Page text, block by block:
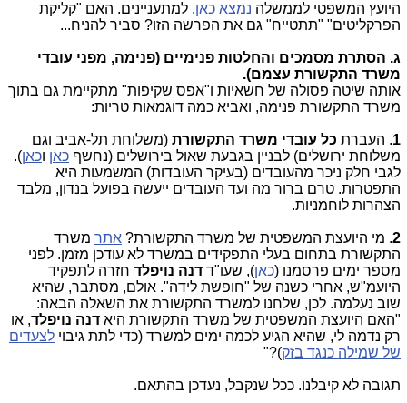
היועץ המשפטי לממשלה נמצא כאן, למתעניינים. האם "קליקת
הפרקליטים" "תתטייח" גם את הפרשה הזו? סביר להניח...
ג. הסתרת מסמכים והחלטות פנימיים (פנימה, מפני עובדי
משרד התקשורת עצמם).
אותה שיטה פסולה של חשאיות ו"אפס שקיפות" מתקיימת גם בתוך
משרד התקשורת פנימה, ואביא כמה דוגמאות טריות:
1. העברת כל עובדי משרד התקשורת (משלוחת תל-אביב וגם
משלוחת ירושלים) לבניין בגבעת שאול בירושלים (נחשף כאן וכאן).
לגבי חלק ניכר מהעובדים (בעיקר העובדות) המשמעות היא
התפטרות. טרם ברור מה ועד העובדים ייעשה בפועל בנדון, מלבד
הצהרות לוחמניות.
2. מי היועצת המשפטית של משרד התקשורת? אתר משרד
התקשורת בתחום בעלי התפקידים במשרד לא עודכן מזמן. לפני
מספר ימים פרסמנו (כאן), שעו"ד דנה נויפלד חזרה לתפקיד
היועמ"ש, אחרי כשנה של "חופשת לידה". אולם, מסתבר, שהיא
שוב נעלמה. לכן, שלחנו למשרד התקשורת את השאלה הבאה:
"האם היועצת המשפטית של משרד התקשורת היא דנה נויפלד, או
רק נדמה לי, שהיא הגיע לכמה ימים למשרד (כדי לתת גיבוי לצעדים
של שמילה כנגד בזק)?"
תגובה לא קיבלנו. ככל שנקבל, נעדכן בהתאם.